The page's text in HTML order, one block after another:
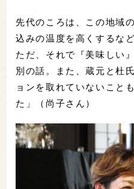
先代のころは、この地域
込みの温度を高くするな
ただ、 それで『美味しい
別の話。また、蔵元と杜
ョンを取れていないこと
た」（尚子さん）